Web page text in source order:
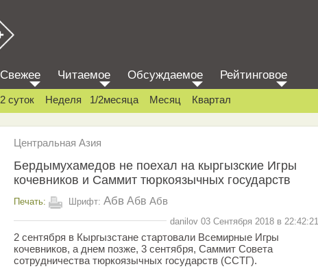
Свежее Читаемое Обсуждаемое Рейтинговое
2 суток Неделя 1/2месяца Месяц Квартал
Центральная Азия
Бердымухамедов не поехал на кыргызские Игры
кочевников и Саммит тюркоязычных государств
Печать: Шрифт: Абв Абв Абв
danilov 03 Сентября 2018 в 22:42:21
2 сентября в Кыргызстане стартовали Всемирные Игры
кочевников, а днем позже, 3 сентября, Саммит Совета
сотрудничества тюркоязычных государств (ССТГ).